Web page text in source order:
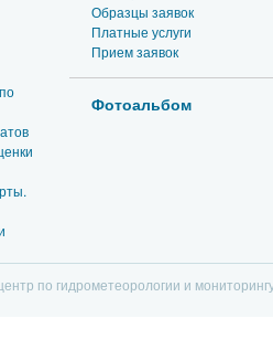
Образцы заявок
Платные услуги
Прием заявок
Фотоальбом
по гидрометеорологии и